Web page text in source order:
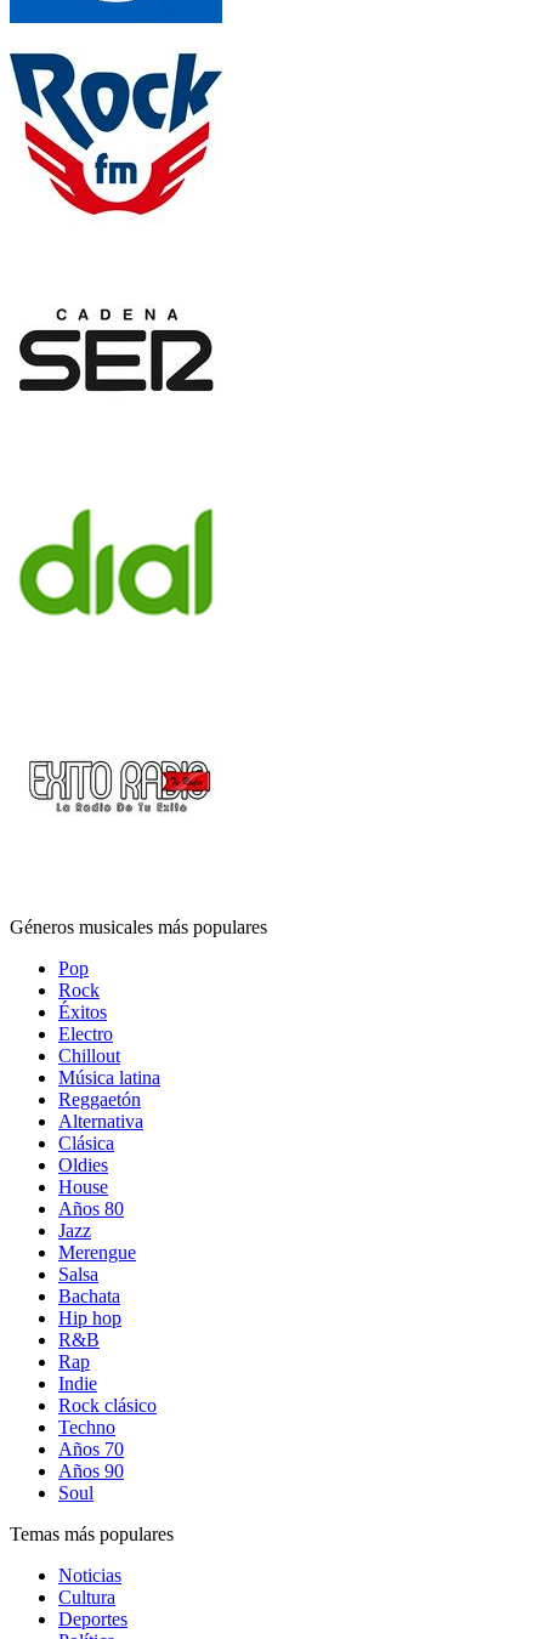
Géneros musicales más populares
Pop
Rock
Éxitos
Electro
Chillout
Música latina
Reggaetón
Alternativa
Clásica
Oldies
House
Años 80
Jazz
Merengue
Salsa
Bachata
Hip hop
R&B
Rap
Indie
Rock clásico
Techno
Años 70
Años 90
Soul
Temas más populares
Noticias
Cultura
Deportes